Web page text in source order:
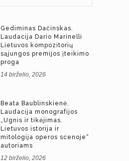
Gediminas Dačinskas.
Laudacija Dario Marinelli
Lietuvos kompozitorių
sąjungos premijos įteikimo
proga
14 birželio, 2026
Beata Baublinskienė.
Laudacija monografijos
„Ugnis ir tikėjimas.
Lietuvos istorija ir
mitologija operos scenoje“
autoriams
12 birželio, 2026